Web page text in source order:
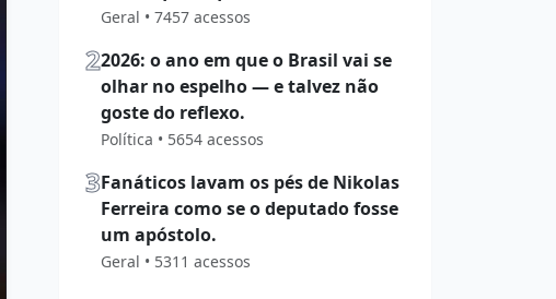
Geral • 7457 acessos
22026: o ano em que o Brasil vai se
olhar no espelho — e talvez não
goste do reflexo.
Política • 5654 acessos
3Fanáticos lavam os pés de Nikolas
Ferreira como se o deputado fosse
um apóstolo.
Geral • 5311 acessos